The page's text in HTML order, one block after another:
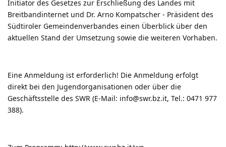
Initiator des Gesetzes zur Erschließung des Landes mit
Breitbandinternet und Dr. Arno Kompatscher - Präsident des
Südtiroler Gemeindenverbandes einen Überblick über den
aktuellen Stand der Umsetzung sowie die weiteren Vorhaben.
Eine Anmeldung ist erforderlich! Die Anmeldung erfolgt
direkt bei den Jugendorganisationen oder über die
Geschäftsstelle des SWR (E-Mail: info@swr.bz.it, Tel.: 0471 977
388).